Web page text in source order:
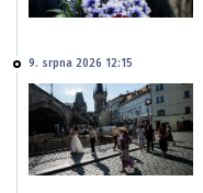
9. srpna 2026 12:15